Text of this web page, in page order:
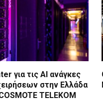
για τις ΑΙ ανάγκες
στην Ελλάδα
TELEKOM